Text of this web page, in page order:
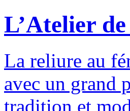
L’Atelier
La reliure au
avec un grand
tradition et